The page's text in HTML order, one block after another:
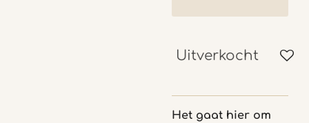
Uitverkocht
Het gaat hier om